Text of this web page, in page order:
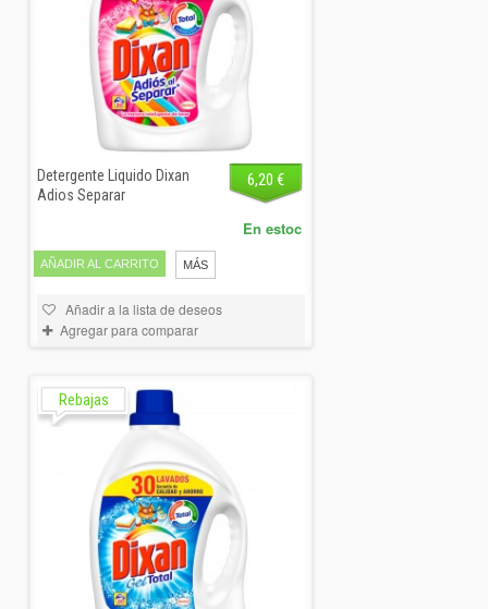
Detergente Liquido Dixan
Adios Separar
6,20 €
AÑADIR AL CARRITO MÁS
En estoc
Añadir a la lista de deseos
Agregar para comparar
Rebajas